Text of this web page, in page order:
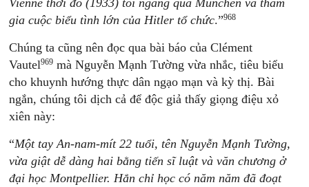
gia cuộc biểu tình lớn của Hitler tổ chức.”968
Chúng ta cũng nên đọc qua bài báo của Clément
Vautel969 mà Nguyễn Mạnh Tường vừa nhắc, tiêu biểu
cho khuynh hướng thực dân ngạo mạn và kỳ thị. Bài
ngắn, chúng tôi dịch cả để độc giả thấy giọng điệu xỏ
xiên này:
“Một tay An-nam-mít 22 tuổi, tên Nguyễn Mạnh Tường,
vừa giật dễ dàng hai bằng tiến sĩ luật và văn chương ở
đại học Montpellier. Hắn chỉ học có năm năm đã đoạt